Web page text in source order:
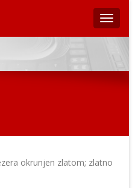
okrunjen zlatom; zlatno